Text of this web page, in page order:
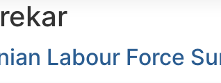
Labour Force